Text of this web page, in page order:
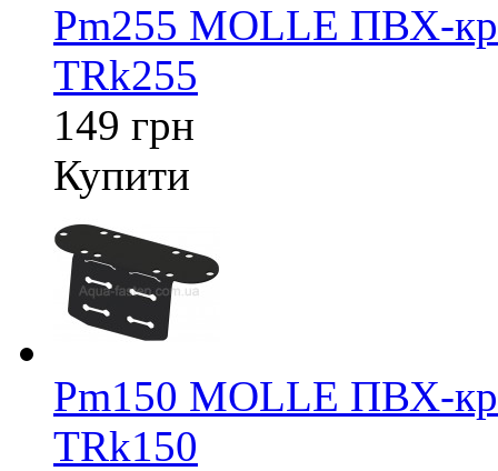
Pm255 MOLLE ПВХ-
TRk255
149 грн
Купити
Pm150 MOLLE ПВХ-
TRk150